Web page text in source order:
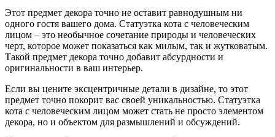
Этот предмет декора точно не оставит равнодушным ни
одного гостя вашего дома. Статуэтка кота с человеческим
лицом – это необычное сочетание природы и человеческих
черт, которое может показаться как милым, так и жутковатым.
Такой предмет декора точно добавит абсурдности и
оригинальности в ваш интерьер.
Если вы цените эксцентричные детали в дизайне, то этот
предмет точно покорит вас своей уникальностью. Статуэтка
кота с человеческим лицом может стать не просто элементом
декора, но и объектом для размышлений и обсуждений.